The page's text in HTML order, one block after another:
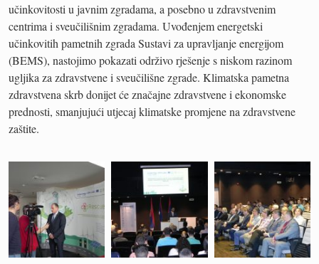
učinkovitosti u javnim zgradama, a posebno u zdravstvenim
centrima i sveučilišnim zgradama. Uvođenjem energetski
učinkovitih pametnih zgrada Sustavi za upravljanje energijom
(BEMS), nastojimo pokazati održivo rješenje s niskom razinom
ugljika za zdravstvene i sveučilišne zgrade. Klimatska pametna
zdravstvena skrb donijet će značajne zdravstvene i ekonomske
prednosti, smanjujući utjecaj klimatske promjene na zdravstvene
zaštite.